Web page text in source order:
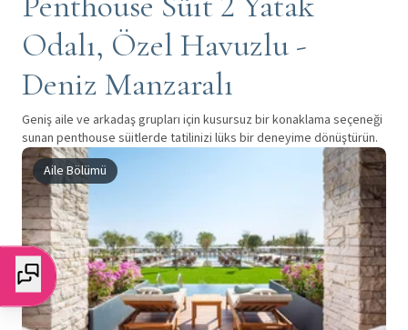
Odalı, Özel Havuzlu -
Deniz Manzaralı
Geniş aile ve arkadaş grupları için kusursuz bir konaklama seçeneği
sunan penthouse süitlerde tatilinizi lüks bir deneyime dönüştürün.
Aile Bölümü